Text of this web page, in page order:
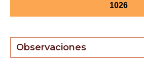
1026
Observaciones